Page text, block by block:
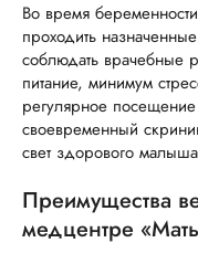
Во время
проходить
соблюдать врачебные
питание, минимум
регулярное
своевременный
свет здорового
Преимущества
медцентре